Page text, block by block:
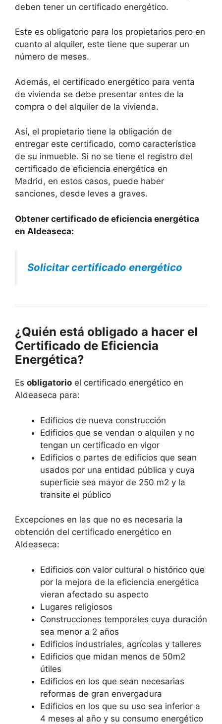
deben tener un certificado energético.
Este es obligatorio para los propietarios pero en
cuanto al alquiler, este tiene que superar un
número de meses.
Además, el certificado energético para venta
de vivienda se debe presentar antes de la
compra o del alquiler de la vivienda.
Así, el propietario tiene la obligación de
entregar este certificado, como característica
de su inmueble. Si no se tiene el registro del
certificado de eficiencia energética en
Madrid, en estos casos, puede haber
sanciones, desde leves a graves.
Obtener certificado de eficiencia energética
en Aldeaseca:
Solicitar certificado energético
¿Quién está obligado a hacer el
Certificado de Eficiencia
Energética?
Es obligatorio el certificado energético en
Aldeaseca para:
Edificios de nueva construcción
Edificios que se vendan o alquilen y no
tengan un certificado en vigor
Edificios o partes de edificios que sean
usados por una entidad pública y cuya
superficie sea mayor de 250 m2 y la
transite el público
Excepciones en las que no es necesaria la
obtención del certificado energético en
Aldeaseca:
Edificios con valor cultural o histórico que
por la mejora de la eficiencia energética
vieran afectado su aspecto
Lugares religiosos
Construcciones temporales cuya duración
sea menor a 2 años
Edificios industriales, agrícolas y talleres
Edificios que midan menos de 50m2
útiles
Edificios en los que sean necesarias
reformas de gran envergadura
Edificios en los que su uso sea inferior a
4 meses al año y su consumo energético